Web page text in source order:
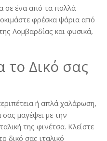
σε ένα από τα πολλά
φρέσκα ψάρια από
Λομβαρδίας και φυσικά,
το Δικό σας
ή απλά χαλάρωση,
σας μαγέψει με την
της φινέτσα. Κλείστε
δικό σας ιταλικό